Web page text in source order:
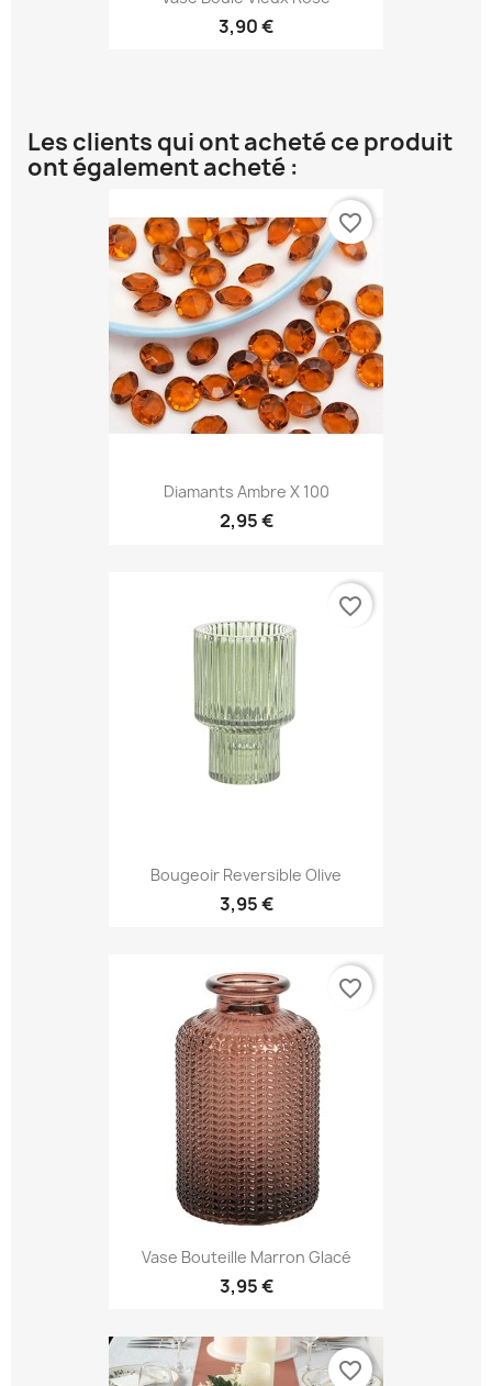
3,90 €
Les clients qui ont acheté ce produit
ont également acheté :
Diamants Ambre X 100
2,95 €
favorite_border
Bougeoir Reversible Olive
3,95 €
favorite_border
Vase Bouteille Marron Glacé
3,95 €
favorite_border
favorite_border